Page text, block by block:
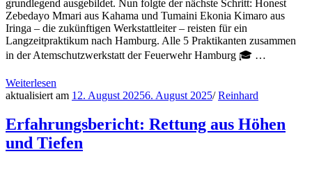
grundlegend ausgebildet. Nun folgte der nächste Schritt: Honest
Zebedayo Mmari aus Kahama und Tumaini Ekonia Kimaro aus
Iringa – die zukünftigen Werkstattleiter – reisten für ein
Langzeitpraktikum nach Hamburg. Alle 5 Praktikanten zusammen
in der Atemschutzwerkstatt der Feuerwehr Hamburg 🎓 …
Weiterlesen
aktualisiert am 12. August 20256. August 2025/ Reinhard
Erfahrungsbericht: Rettung aus Höhen
und Tiefen